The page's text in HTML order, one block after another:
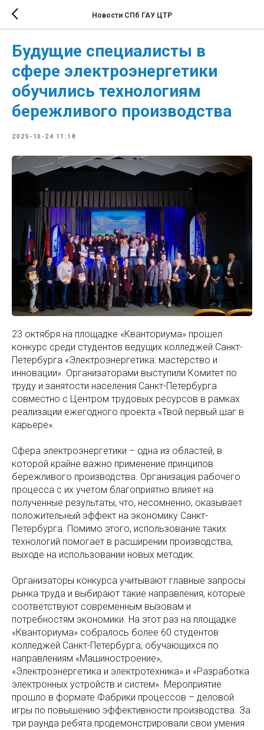
Новости СПб ГАУ ЦТР
Будущие специалисты в
сфере электроэнергетики
обучились технологиям
бережливого производства
2025-10-24 11:18
23 октября на площадке «Кванториума» прошел
конкурс среди студентов ведущих колледжей Санкт-
Петербурга «Электроэнергетика: мастерство и
инновации». Организаторами выступили Комитет по
труду и занятости населения Санкт-Петербурга
совместно с Центром трудовых ресурсов в рамках
реализации ежегодного проекта «Твой первый шаг в
карьере».
Сфера электроэнергетики – одна из областей, в
которой крайне важно применение принципов
бережливого производства. Организация рабочего
процесса с их учетом благоприятно влияет на
полученные результаты, что, несомненно, оказывает
положительный эффект на экономику Санкт-
Петербурга. Помимо этого, использование таких
технологий помогает в расширении производства,
выходе на использовании новых методик.
Организаторы конкурса учитывают главные запросы
рынка труда и выбирают такие направления, которые
соответствуют современным вызовам и
потребностям экономики. На этот раз на площадке
«Кванториума» собралось более 60 студентов
колледжей Санкт-Петербурга, обучающихся по
направлениям «Машиностроение»,
«Электроэнергетика и электротехника» и «Разработка
электронных устройств и систем». Мероприятие
прошло в формате Фабрики процессов – деловой
игры по повышению эффективности производства. За
три раунда ребята продемонстрировали свои умения